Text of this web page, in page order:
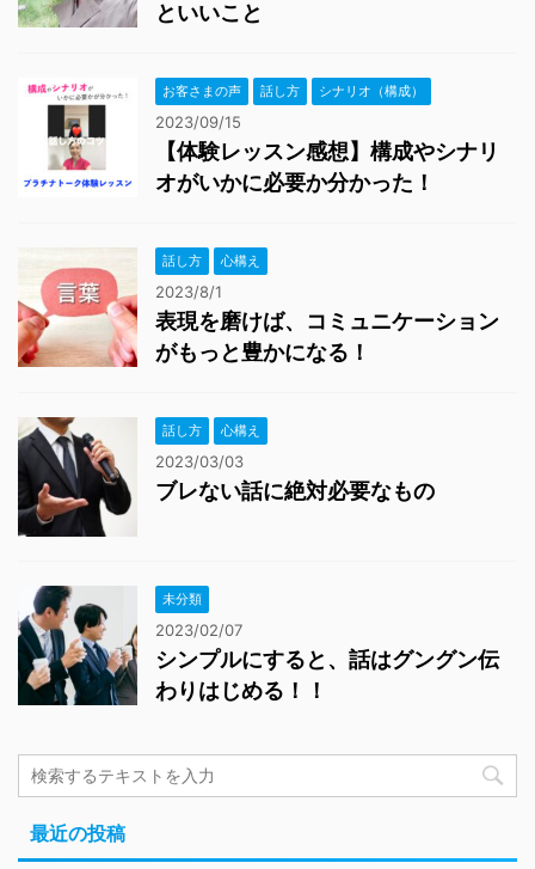
といいこと
お客さまの声 話し方 シナリオ（構成）
2023/09/15
【体験レッスン感想】構成やシナリ
オがいかに必要か分かった！
話し方 心構え
2023/8/1
表現を磨けば、コミュニケーション
がもっと豊かになる！
話し方 心構え
2023/03/03
ブレない話に絶対必要なもの
未分類
2023/02/07
シンプルにすると、話はグングン伝
わりはじめる！！
最近の投稿